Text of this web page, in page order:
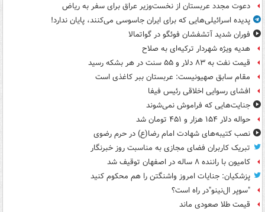
دعوت مجدد عربستان از نخست‌وزیر عراق برای سفر به ریاض
پدیده اسرائیلی‌هایی که برای ایران جاسوسی می‌کنند، پایان ندارد!
فوران شدید آتشفشان فوئگو در گواتمالا
هدیه ویژه شهردار ترکیه‌ای به صلاح
قیمت نفت به ۸۳ دلار و ۵۵ سنت در هر بشکه رسید
مقام سابق صهیونیست: عربستان ببر کاغذی است
افشای رسوایی اخلاقی رئیس فیفا
جنایت‌هایی که فراموش نمی‌شوند
حواله دلار ۱۵۴ هزار و ۴۵۱ تومان شد
نصب کتیبه‌های شهادت امام رضا(ع) در حرم رضوی
تبریک کاربران فضای مجازی به مناسبت روز خبرنگار
کامیون با راننده ۸ ساله در اصفهان توقیف شد
پزشکیان: جنایات امروز واشنگتن را هم محکوم کنید
"سوپر ال‌نینو"در راه است؟
قیمت طلا صعودی ماند